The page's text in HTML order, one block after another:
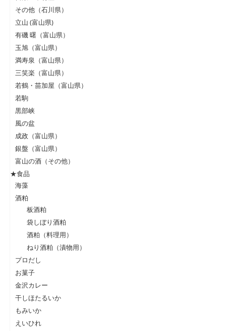
その他（石川県）
立山 (富山県)
有磯 曙（富山県）
玉旭（富山県）
満寿泉（富山県）
三笑楽（富山県）
若鶴・苗加屋（富山県）
若駒
黒部峡
風の盆
成政（富山県）
銀盤（富山県）
富山の酒（その他）
★食品
海藻
酒粕
板酒粕
袋しぼり酒粕
酒粕（料理用）
ねり酒粕（漬物用）
プロだし
お菓子
金沢カレー
干しほたるいか
もみいか
えいひれ